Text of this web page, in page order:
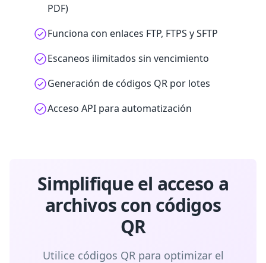
PDF)
Funciona con enlaces FTP, FTPS y SFTP
Escaneos ilimitados sin vencimiento
Generación de códigos QR por lotes
Acceso API para automatización
Simplifique el acceso a
archivos con códigos
QR
Utilice códigos QR para optimizar el